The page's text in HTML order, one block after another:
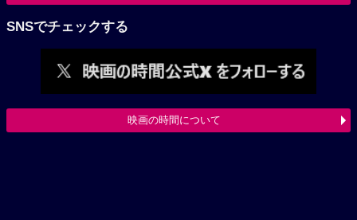
SNSでチェックする
映画の時間について